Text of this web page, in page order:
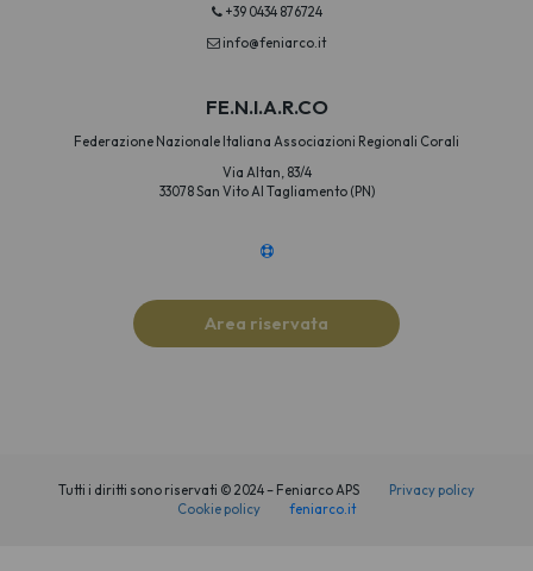
+39 0434 876724
info@feniarco.it
FE.N.I.A.R.CO
Federazione Nazionale Italiana Associazioni Regionali Corali
Via Altan, 83/4
33078 San Vito Al Tagliamento (PN)
Area riservata
Tutti i diritti sono riservati © 2024 – Feniarco APS
Privacy policy
Cookie policy
feniarco.it